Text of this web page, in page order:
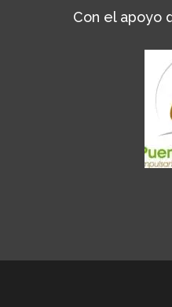
Con el apoyo